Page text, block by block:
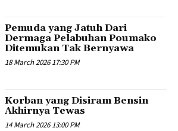
Pemuda yang Jatuh Dari
Dermaga Pelabuhan Poumako
Ditemukan Tak Bernyawa
18 March 2026 17:30 PM
Korban yang Disiram Bensin
Akhirnya Tewas
14 March 2026 13:00 PM